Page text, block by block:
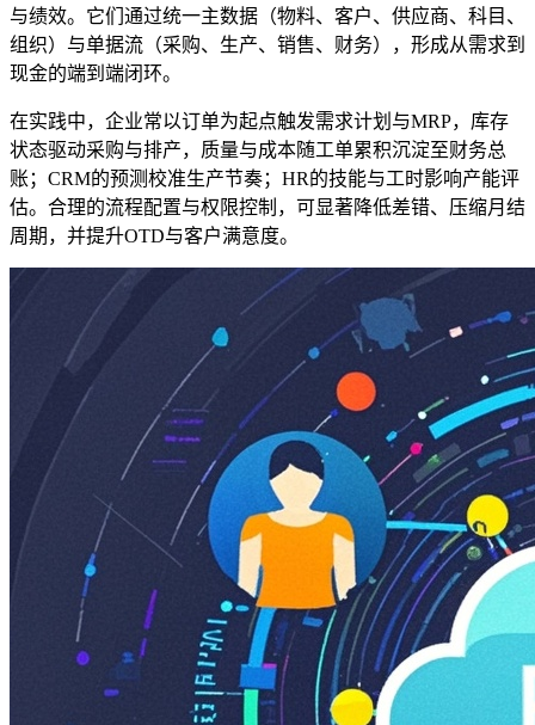
与绩效。它们通过统一主数据（物料、客户、供应商、科目、
组织）与单据流（采购、生产、销售、财务），形成从需求到
现金的端到端闭环。
在实践中，企业常以订单为起点触发需求计划与MRP，库存
状态驱动采购与排产，质量与成本随工单累积沉淀至财务总
账；CRM的预测校准生产节奏；HR的技能与工时影响产能评
估。合理的流程配置与权限控制，可显著降低差错、压缩月结
周期，并提升OTD与客户满意度。